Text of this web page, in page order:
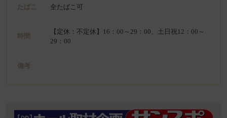
たばこ 全たばこ可
時間
【定休：不定休】16：00～29：00、土日祝12：00～
29：00
備考